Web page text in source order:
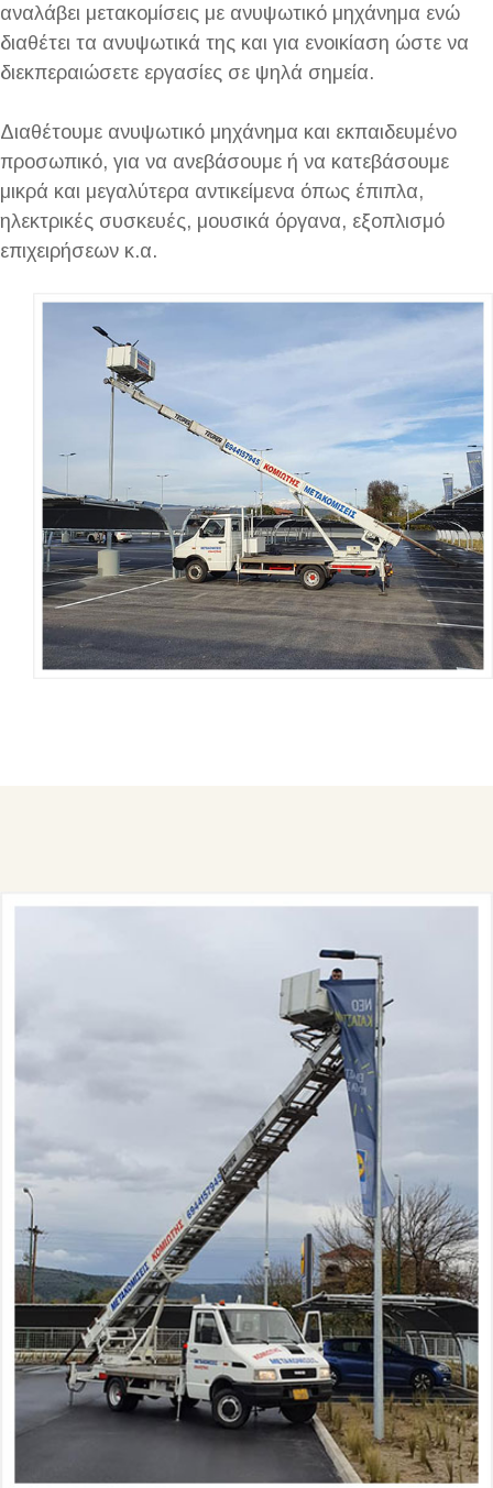
αναλάβει μετακομίσεις με ανυψωτικό μηχάνημα ενώ
διαθέτει τα ανυψωτικά της και για ενοικίαση ώστε να
διεκπεραιώσετε εργασίες σε ψηλά σημεία.
Διαθέτουμε ανυψωτικό μηχάνημα και εκπαιδευμένο
προσωπικό, για να ανεβάσουμε ή να κατεβάσουμε
μικρά και μεγαλύτερα αντικείμενα όπως έπιπλα,
ηλεκτρικές συσκευές, μουσικά όργανα, εξοπλισμό
επιχειρήσεων κ.α.